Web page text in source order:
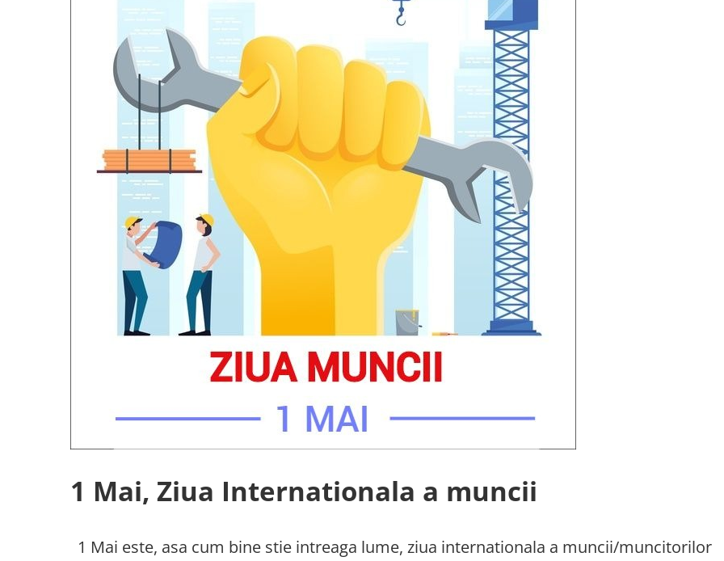
1 Mai, Ziua Internationala a muncii
1 Mai este, asa cum bine stie intreaga lume, ziua internationala a muncii/muncitorilor